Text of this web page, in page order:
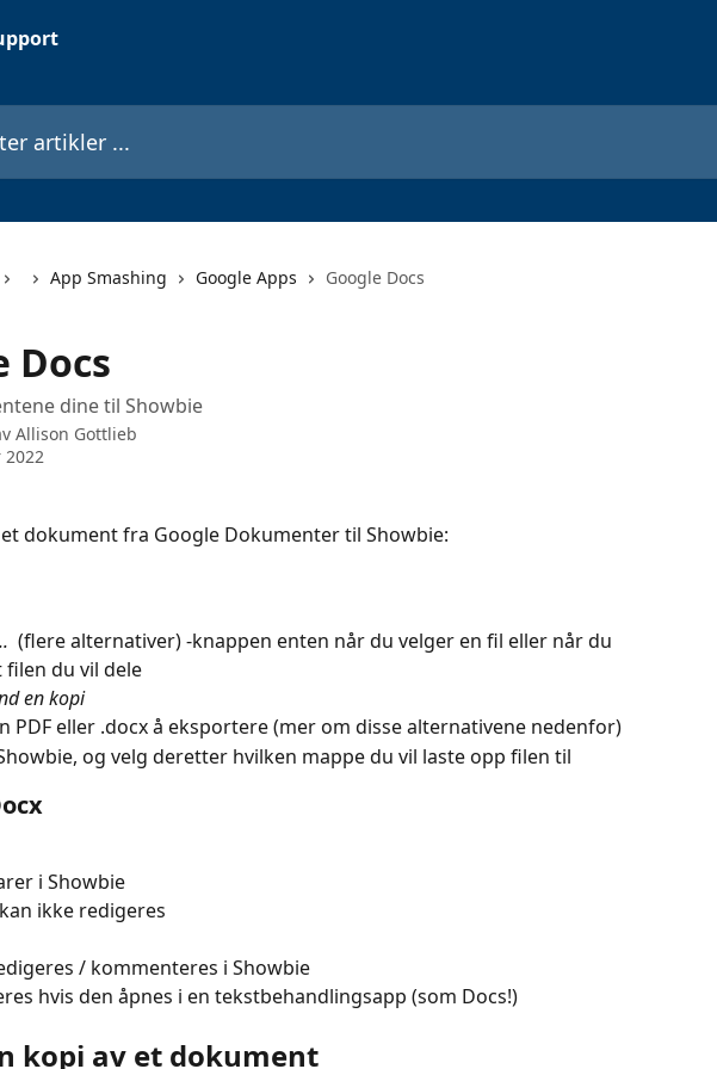
...
App Smashing Google Apps Google Docs
Docs
dine til Showbie
Allison Gottlieb
dokument fra Google Dokumenter til Showbie:
(flere alternativer) -knappen enten når du velger en fil eller når du
filen du vil dele
en kopi
PDF eller .docx å eksportere (mer om disse alternativene nedenfor)
og velg deretter hvilken mappe du vil laste opp filen til
i Showbie
ikke redigeres
/ kommenteres i Showbie
hvis den åpnes i en tekstbehandlingsapp (som Docs!)
kopi av et dokument